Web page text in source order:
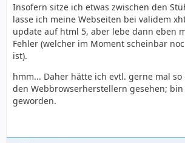
Insofern sitze ich etwas zwischen den
lasse ich meine Webseiten bei validem
update auf html 5, aber lebe dann eben
Fehler (welcher im Moment scheinbar
ist).
hmm... Daher hätte ich evtl. gerne mal so
den Webbrowserherstellern gesehen;
geworden.